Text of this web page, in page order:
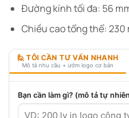
Đường kính tối đa: 56
Chiều cao tổng thể: 230
🙋 TÔI CẦN TƯ VẤN NHANH
Mô tả nhu cầu + ướm logo cơ bản
Bạn cần làm gì? (mô tả tự